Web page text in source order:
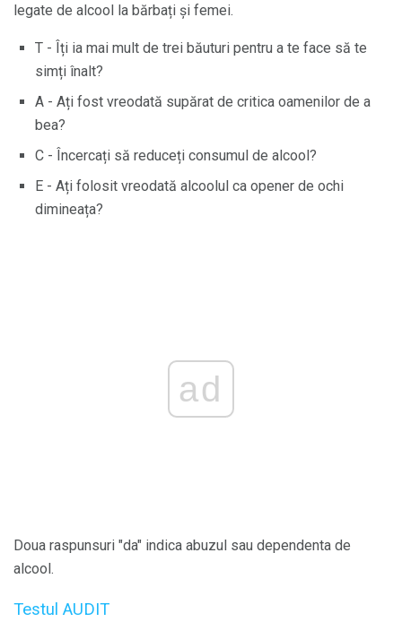
legate de alcool la bărbați și femei.
T - Îți ia mai mult de trei băuturi pentru a te face să te
simți înalt?
A - Ați fost vreodată supărat de critica oamenilor de a
bea?
C - Încercați să reduceți consumul de alcool?
E - Ați folosit vreodată alcoolul ca opener de ochi
dimineața?
ad
Doua raspunsuri "da" indica abuzul sau dependenta de
alcool.
Testul AUDIT